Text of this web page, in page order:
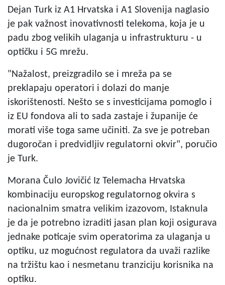
Dejan Turk iz A1 Hrvatska i A1 Slovenija naglasio
je pak važnost inovativnosti telekoma, koja je u
padu zbog velikih ulaganja u infrastrukturu - u
optičku i 5G mrežu.
"Nažalost, preizgradilo se i mreža pa se
preklapaju operatori i dolazi do manje
iskorištenosti. Nešto se s investicijama pomoglo i
iz EU fondova ali to sada zastaje i županije će
morati više toga same učiniti. Za sve je potreban
dugoročan i predvidljiv regulatorni okvir", poručio
je Turk.
Morana Čulo Jovičić Iz Telemacha Hrvatska
kombinaciju europskog regulatornog okvira s
nacionalnim smatra velikim izazovom, Istaknula
je da je potrebno izraditi jasan plan koji osigurava
jednake poticaje svim operatorima za ulaganja u
optiku, uz mogućnost regulatora da uvaži razlike
na tržištu kao i nesmetanu tranziciju korisnika na
optiku.